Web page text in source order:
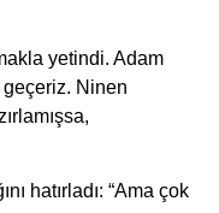
yetindi. Adam
geçeriz. Ninen
hatırladı: “Ama çok